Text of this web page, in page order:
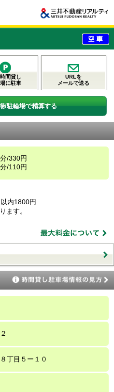
間貸し
に駐車
URLを
メールで送る
/駐輪場で精算する
/330円
/110円
内1800円
ます。
丁目５ー１０